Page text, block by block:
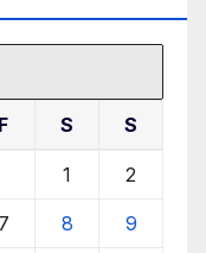
F S S
1 2
7 8 9